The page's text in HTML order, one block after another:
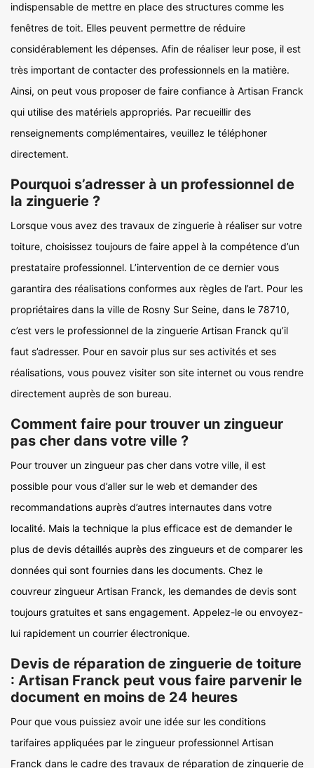
indispensable de mettre en place des structures comme les
fenêtres de toit. Elles peuvent permettre de réduire
considérablement les dépenses. Afin de réaliser leur pose, il est
très important de contacter des professionnels en la matière.
Ainsi, on peut vous proposer de faire confiance à Artisan Franck
qui utilise des matériels appropriés. Par recueillir des
renseignements complémentaires, veuillez le téléphoner
directement.
Pourquoi s’adresser à un professionnel de
la zinguerie ?
Lorsque vous avez des travaux de zinguerie à réaliser sur votre
toiture, choisissez toujours de faire appel à la compétence d’un
prestataire professionnel. L’intervention de ce dernier vous
garantira des réalisations conformes aux règles de l’art. Pour les
propriétaires dans la ville de Rosny Sur Seine, dans le 78710,
c’est vers le professionnel de la zinguerie Artisan Franck qu’il
faut s’adresser. Pour en savoir plus sur ses activités et ses
réalisations, vous pouvez visiter son site internet ou vous rendre
directement auprès de son bureau.
Comment faire pour trouver un zingueur
pas cher dans votre ville ?
Pour trouver un zingueur pas cher dans votre ville, il est
possible pour vous d’aller sur le web et demander des
recommandations auprès d’autres internautes dans votre
localité. Mais la technique la plus efficace est de demander le
plus de devis détaillés auprès des zingueurs et de comparer les
données qui sont fournies dans les documents. Chez le
couvreur zingueur Artisan Franck, les demandes de devis sont
toujours gratuites et sans engagement. Appelez-le ou envoyez-
lui rapidement un courrier électronique.
Devis de réparation de zinguerie de toiture
: Artisan Franck peut vous faire parvenir le
document en moins de 24 heures
Pour que vous puissiez avoir une idée sur les conditions
tarifaires appliquées par le zingueur professionnel Artisan
Franck dans le cadre des travaux de réparation de zinguerie de